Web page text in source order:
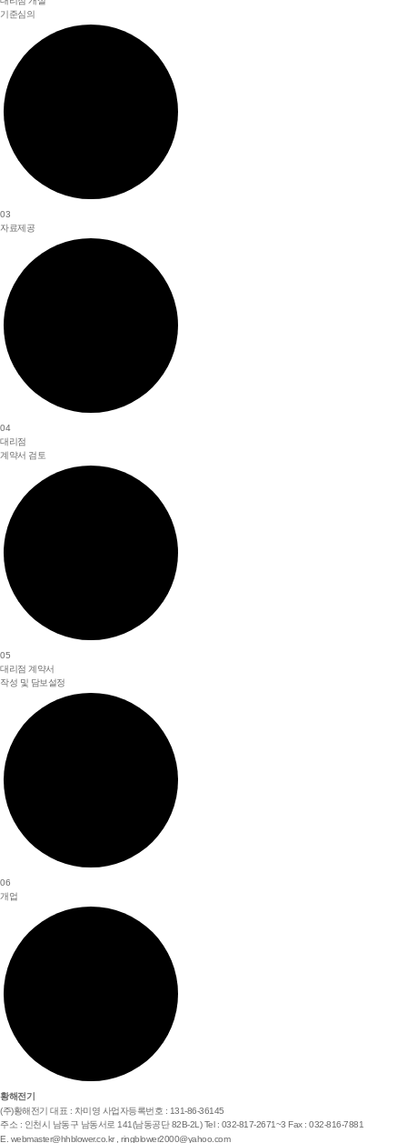
기준심의
03
자료제공
04
대리점
계약서 검토
05
대리점 계약서
작성 및 담보설정
06
개업
황해전기
(주)황해전기 대표 : 차미영 사업자등록번호 : 131-86-36145
주소 : 인천시 남동구 남동서로 141(남동공단 82B-2L) Tel : 032-817-2671~3 Fax : 032-816-7881
E. webmaster@hhblower.co.kr, ringblower2000@yahoo.com